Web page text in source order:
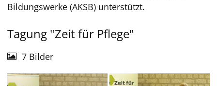
Bildungswerke (AKSB) unterstützt.
Tagung "Zeit für Pflege"
7 Bilder